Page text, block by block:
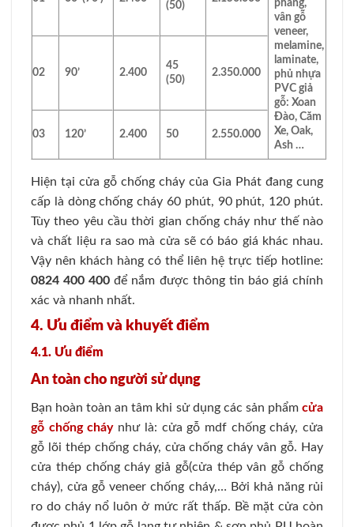
(50)
phẳng,
vân gỗ
veneer,
melamine,
laminate,
phủ nhựa
PVC giả
gỗ: Xoan
Đào, Căm
Xe, Oak,
Ash …
02 90’ 2.400
45
(50)
2.350.000
03 120’ 2.400 50 2.550.000
Hiện tại cửa gỗ chống cháy của Gia Phát đang cung
cấp là dòng chống cháy 60 phút, 90 phút, 120 phút.
Tùy theo yêu cầu thời gian chống cháy như thế nào
và chất liệu ra sao mà cửa sẽ có báo giá khác nhau.
Vậy nên khách hàng có thể liên hệ trực tiếp hotline:
0824 400 400 để nắm được thông tin báo giá chính
xác và nhanh nhất.
4. Ưu điểm và khuyết điểm
4.1. Ưu điểm
An toàn cho người sử dụng
Bạn hoàn toàn an tâm khi sử dụng các sản phẩm cửa
gỗ chống cháynhư là: cửa gỗ mdf chống cháy, cửa
gỗ lõi thép chống cháy, cửa chống cháy vân gỗ. Hay
cửa thép chống cháy giả gỗ(cửa thép vân gỗ chống
cháy), cửa gỗ veneer chống cháy,… Bởi khả năng rủi
ro do cháy nổ luôn ở mức rất thấp. Bề mặt cửa còn